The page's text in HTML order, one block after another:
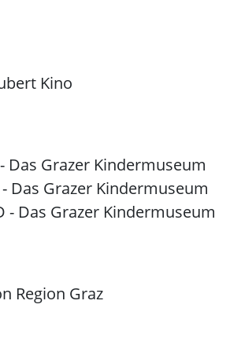
Kino
Das Grazer Kindermuseum
Das Grazer Kindermuseum
- Das Grazer Kindermuseum
Region Graz